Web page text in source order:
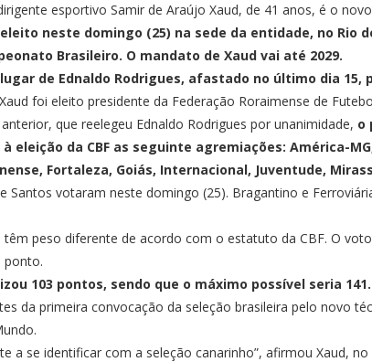
esportivo Samir de Araújo Xaud, de 41 anos, é o
neste domingo (25) na sede da entidade, no Rio
Brasileiro. O mandato de Xaud vai até 2029.
lugar de Ednaldo Rodrigues, afastado no último dia
foi eleito presidente da Federação Roraimense de
que reelegeu Ednaldo Rodrigues por unanimidade, o
eleição da CBF as seguinte agremiações: América-
Fortaleza, Goiás, Internacional, Juventude,
Santos votaram neste domingo (25). Bragantino e
peso diferente de acordo com o estatuto da CBF. O
ponto.
103 pontos, sendo que o máximo possível seria 141.
da primeira convocação da seleção brasileira pelo novo
a se identificar com a seleção canarinho”, afirmou Xaud, no